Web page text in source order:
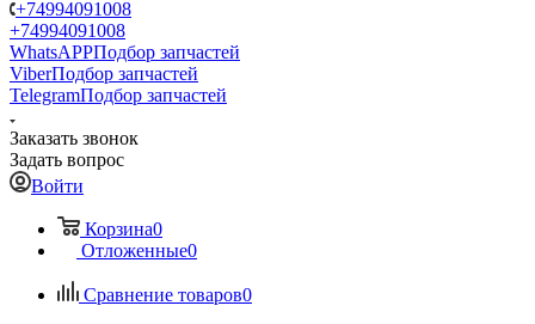
+74994091008
+74994091008
WhatsAPPПодбор запчастей
ViberПодбор запчастей
TelegramПодбор запчастей
Заказать звонок
Задать вопрос
Войти
Корзина0
Отложенные0
Сравнение товаров0